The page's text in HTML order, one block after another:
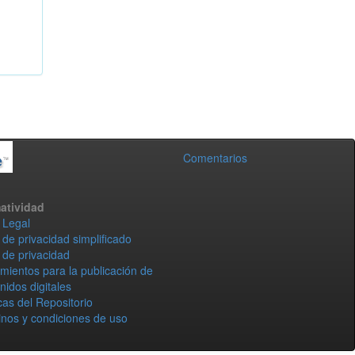
Comentarios
privacidad simplificado
privacidad
para la publicación de
digitales
del Repositorio
y condiciones de uso